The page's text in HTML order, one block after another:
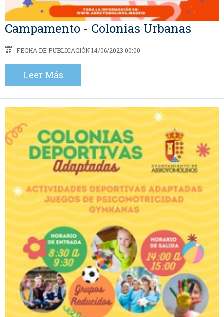
Campamento - Colonias Urbanas
FECHA DE PUBLICACIÓN 14/06/2023 00:00
Leer Más